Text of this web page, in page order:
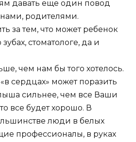
давать еще один повод
родителями.
за тем, что может ребенок
стоматологе, да и
чем нам бы того хотелось.
сердцах» может поразить
сильнее, чем все Ваши
все будет хорошо. В
люди в белых
профессионалы, в руках